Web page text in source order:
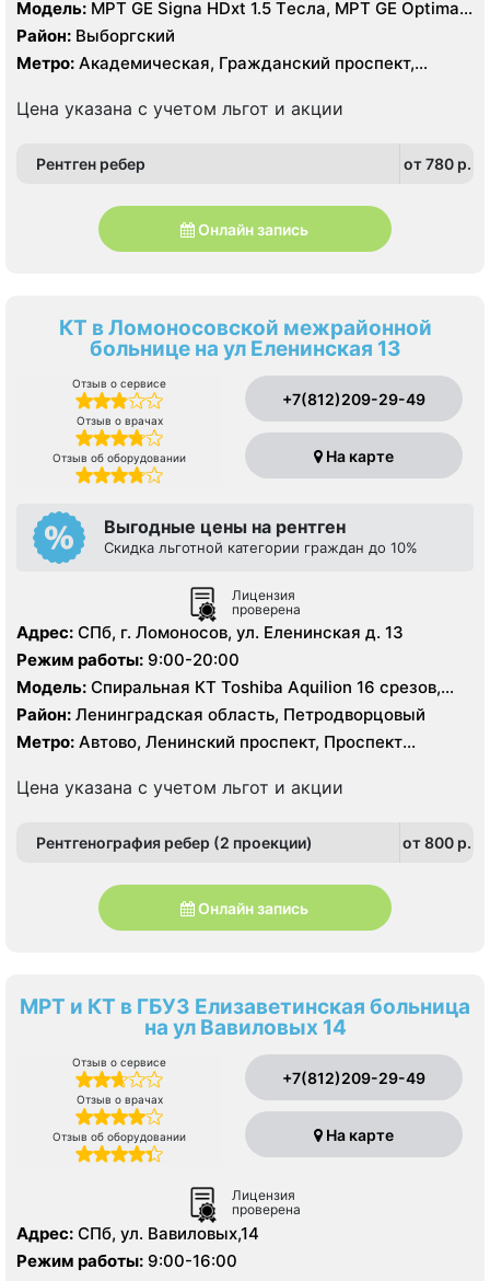
Модель: МРТ GE Signa HDxt 1.5 Tесла, МРТ GE Optima
MR 360 1.5 Tесла, KT GE Optim 64 среза, УЗИ, Рентген
Район: Выборгский
Метро: Академическая, Гражданский проспект,
Цена указана с учетом льгот и акции
Рентген ребер от 780 p.
Онлайн запись
КТ в Ломоносовской межрайонной
больнице на ул Еленинская 13
Отзыв о сервисе
Отзыв о врачах
Отзыв об оборудовании
+7(812)209-29-49
На карте
Выгодные цены на рентген
Скидка льготной категории граждан до 10%
Лицензия
проверена
Адрес: СПб, г. Ломоносов, ул. Еленинская д. 13
Режим работы: 9:00-20:00
Модель: Спиральная КТ Toshiba Aquilion 16 срезов,
УЗИ, рентген
Район: Ленинградская область, Петродворцовый
Метро: Автово, Ленинский проспект, Проспект
Цена указана с учетом льгот и акции
Рентгенография ребер (2 проекции) от 800 p.
Онлайн запись
МРТ и КТ в ГБУЗ Елизаветинская больница
на ул Вавиловых 14
Отзыв о сервисе
Отзыв о врачах
Отзыв об оборудовании
+7(812)209-29-49
На карте
Лицензия
проверена
Адрес: СПб, ул. Вавиловых,14
Режим работы: 9:00-16:00